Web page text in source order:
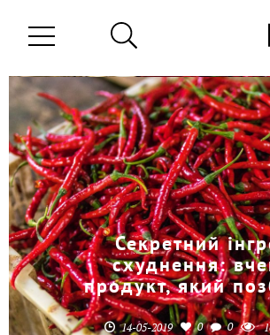
Секретний
схуднення:
продукт, який
14-05-2019 0 0